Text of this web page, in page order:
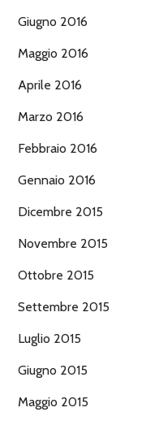
Giugno 2016
Maggio 2016
Aprile 2016
Marzo 2016
Febbraio 2016
Gennaio 2016
Dicembre 2015
Novembre 2015
Ottobre 2015
Settembre 2015
Luglio 2015
Giugno 2015
Maggio 2015